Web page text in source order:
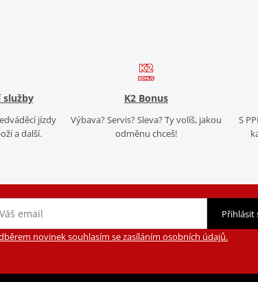
služby
jízdy
a další.
K2 Bonus
Výbava? Servis? Sleva? Ty volíš, jakou
odměnu chceš!
S
Přihlásit
novinek souhlasím se zasíláním osobních údajů.